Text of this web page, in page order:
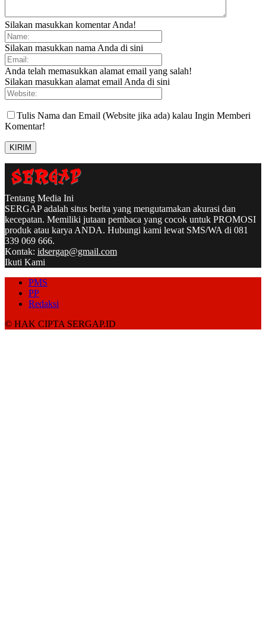
Silakan masukkan komentar Anda!
Silakan masukkan nama Anda di sini
Anda telah memasukkan alamat email yang salah!
Silakan masukkan alamat email Anda di sini
Tulis Nama dan Email (Website jika ada) kalau Ingin Memberi
Komentar!
Tentang Media Ini
SERGAP adalah situs berita yang mengutamakan akurasi dan
kecepatan. Memiliki jutaan pembaca yang cocok untuk PROMOSI
produk atau karya ANDA. Hubungi kami lewat SMS/WA di 081
339 069 666.
Kontak: idsergap@gmail.com
Ikuti Kami
PMS
PP
Redaksi
© HAK CIPTA SERGAP.ID